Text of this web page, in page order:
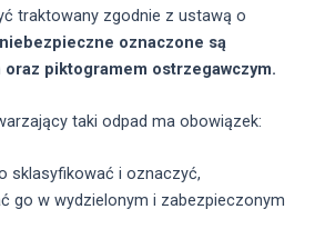
traktowany zgodnie z ustawą o
oznaczone są
piktogramem ostrzegawczym.
taki odpad ma obowiązek:
sklasyfikować i oznaczyć,
go w wydzielonym i zabezpieczonym